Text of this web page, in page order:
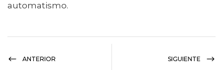
automatismo.
ANTERIOR SIGUIENTE